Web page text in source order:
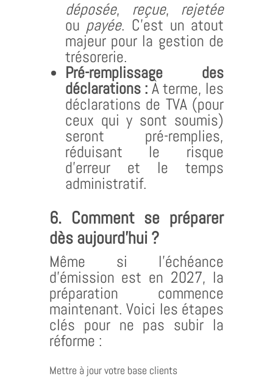
déposée, reçue, rejetée
ou payée. C’est un atout
majeur pour la gestion de
trésorerie.
Pré-remplissage des
déclarations : À terme, les
déclarations de TVA (pour
ceux qui y sont soumis)
seront pré-remplies,
réduisant le risque
d’erreur et le temps
administratif.
6. Comment se préparer
dès aujourd’hui ?
Même si l’échéance
d’émission est en 2027, la
préparation commence
maintenant. Voici les étapes
clés pour ne pas subir la
réforme :
Mettre à jour votre base clients